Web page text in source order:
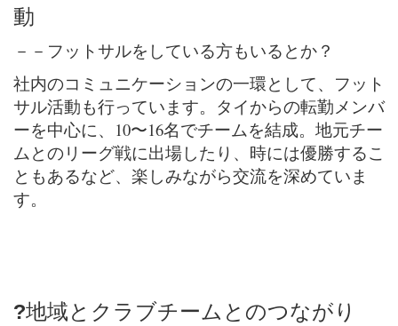
動
－－ フットサルをしている方もいるとか？
社内のコミュニケーションの一環として、フット
サル活動も行っています。タイからの転勤メンバ
ーを中心に、10〜16名でチームを結成。地元チー
ムとのリーグ戦に出場したり、時には優勝するこ
ともあるなど、楽しみながら交流を深めていま
す。
?地域とクラブチームとのつながり